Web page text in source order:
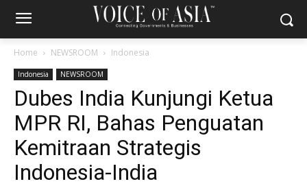
Home NEWSROOM Indonesia
Indonesia NEWSROOM
Dubes India Kunjungi Ketua
MPR RI, Bahas Penguatan
Kemitraan Strategis
Indonesia-India